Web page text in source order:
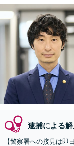
逮捕による
【警察署への接見は即